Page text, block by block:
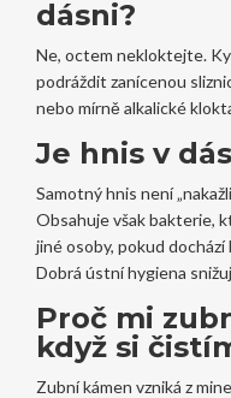
dásni?
Ne, octem nekloktejte.
podráždit zanícenou
nebo mírně alkalické
Je hnis v
Samotný hnis není
Obsahuje však bakterie,
jiné osoby, pokud
Dobrá ústní hygiena
Proč mi
když si
Zubní kámen vzniká z